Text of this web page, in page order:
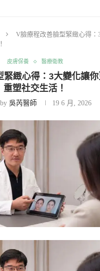
V臉療程改善臉型緊緻心得：
皮膚保養 醫療衛教
緻心得：3大變化讓你
重塑社交生活！
吳芮醫師 19 6 月, 2026